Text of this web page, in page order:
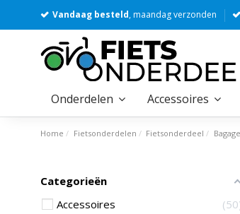
Vandaag besteld, maandag verzonden
Onderdelen Accessoires
Home Fietsonderdelen Fietsonderdeel
Categorieën
Accessoires
50